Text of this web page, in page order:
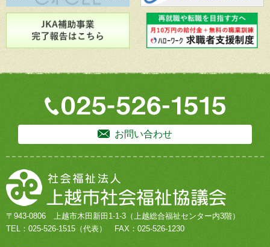
お問い合わせ
〒943-0806 上越市木田新田1-1-3 （上越総合福祉センター内3階）
TEL： 025-526-1515 （代表） FAX：025-526-1230